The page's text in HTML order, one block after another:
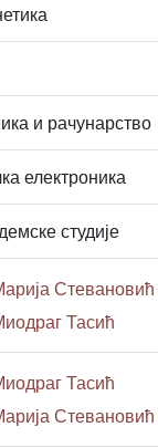
и рачунарство
електроника
студије
Стевановић
Тасић
Тасић
Стевановић